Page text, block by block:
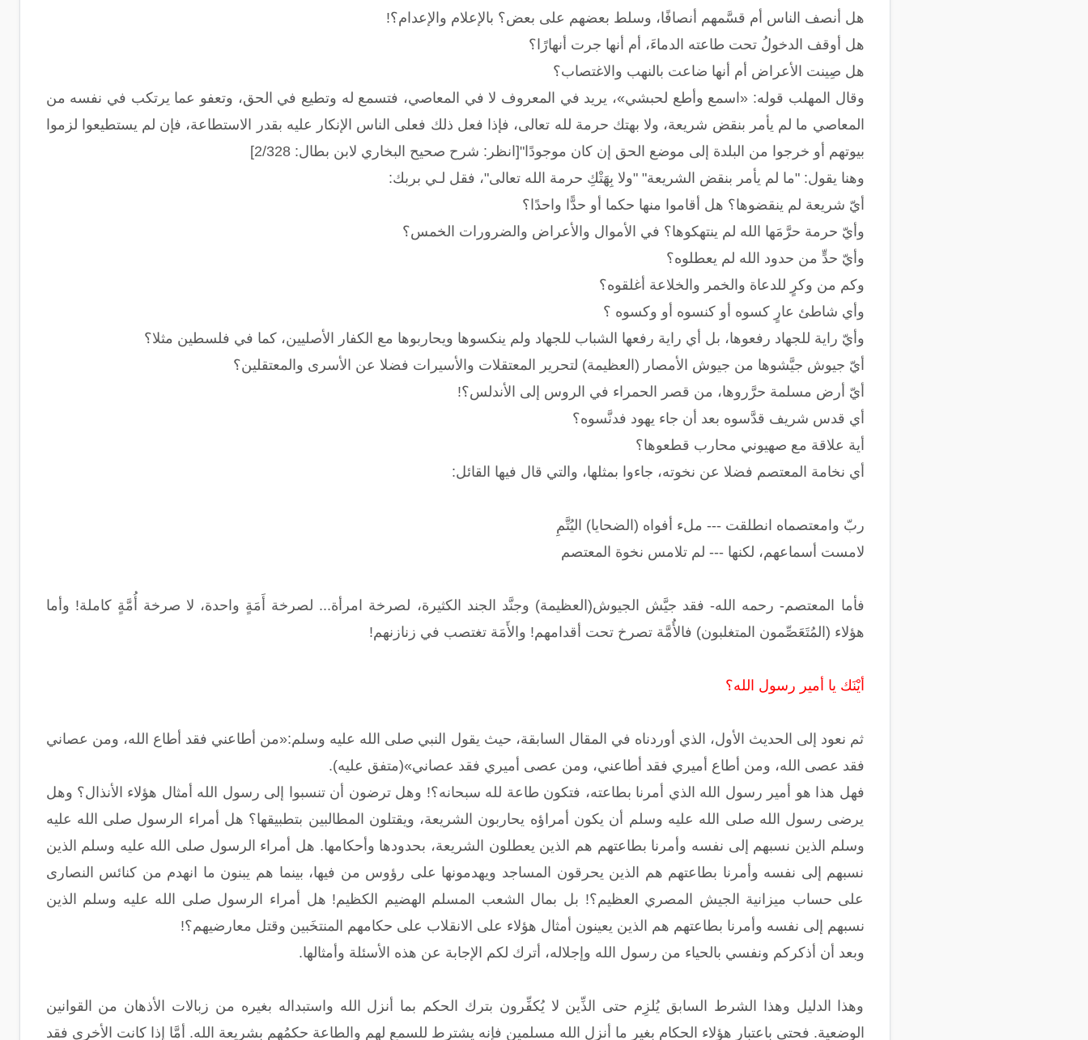
هل أنصف الناس أم قسَّمهم أنصافًا، وسلط بعضهم على بعض؟ بالإعلام والإعدام؟!
هل أوقف الدخولُ تحت طاعته الدماءَ، أم أنها جرت أنهارًا؟
هل صِينت الأعراض أم أنها ضاعت بالنهب والاغتصاب؟
وقال المهلب قوله: «اسمع وأطع لحبشي»، يريد في المعروف لا في المعاصي، فتسمع له وتطيع في الحق، وتعفو عما يرتكب في نفسه من
المعاصي ما لم يأمر بنقض شريعة، ولا بهتك حرمة لله تعالى، فإذا فعل ذلك فعلى الناس الإنكار عليه بقدر الاستطاعة، فإن لم يستطيعوا لزموا
بيوتهم أو خرجوا من البلدة إلى موضع الحق إن كان موجودًا"[انظر: شرح صحيح البخاري لابن بطال: 2/328]
وهنا يقول: "ما لم يأمر بنقض الشريعة" "ولا بِهَتْكِ حرمة الله تعالى"، فقل لـي بربك:
أيّ شريعة لم ينقضوها؟ هل أقاموا منها حكما أو حدًّا واحدًا؟
وأيّ حرمة حرَّمَها الله لم ينتهكوها؟ في الأموال والأعراض والضرورات الخمس؟
وأيّ حدٍّ من حدود الله لم يعطلوه؟
وكم من وكرٍ للدعاة والخمر والخلاعة أغلقوه؟
وأي شاطئ عارٍ كسوه أو كنسوه أو وكسوه ؟
وأيّ راية للجهاد رفعوها، بل أي راية رفعها الشباب للجهاد ولم ينكسوها ويحاربوها مع الكفار الأصليين، كما في فلسطين مثلا؟
أيّ جيوش جيَّشوها من جيوش الأمصار (العظيمة) لتحرير المعتقلات والأسيرات فضلا عن الأسرى والمعتقلين؟
أيّ أرض مسلمة حرَّروها، من قصر الحمراء في الروس إلى الأندلس؟!
أي قدس شريف قدَّسوه بعد أن جاء يهود فدنَّسوه؟
أية علاقة مع صهيوني محارب قطعوها؟
أي نخامة المعتصم فضلا عن نخوته، جاءوا بمثلها، والتي قال فيها القائل:
ربّ وامعتصماه انطلقت --- ملء أفواه (الضحايا) اليُتَّمِ
لامست أسماعهم، لكنها --- لم تلامس نخوة المعتصم
فأما المعتصم- رحمه الله- فقد جيَّش الجيوش(العظيمة) وجنَّد الجند الكثيرة، لصرخة امرأة... لصرخة أَمَةٍ واحدة، لا صرخة أُمَّةٍ كاملة! وأما
هؤلاء (المُتَعَصِّمون المتغلبون) فالأُمَّة تصرخ تحت أقدامهم! والأَمَة تغتصب في زنازنهم!
أيْنَك يا أمير رسول الله؟
ثم نعود إلى الحديث الأول، الذي أوردناه في المقال السابقة، حيث يقول النبي صلى الله عليه وسلم:«من أطاعني فقد أطاع الله، ومن عصاني
فقد عصى الله، ومن أطاع أميري فقد أطاعني، ومن عصى أميري فقد عصاني»(متفق عليه).
فهل هذا هو أمير رسول الله الذي أمرنا بطاعته، فتكون طاعة لله سبحانه؟! وهل ترضون أن تنسبوا إلى رسول الله أمثال هؤلاء الأنذال؟ وهل
يرضى رسول الله صلى الله عليه وسلم أن يكون أمراؤه يحاربون الشريعة، ويقتلون المطالبين بتطبيقها؟ هل أمراء الرسول صلى الله عليه
وسلم الذين نسبهم إلى نفسه وأمرنا بطاعتهم هم الذين يعطلون الشريعة، بحدودها وأحكامها. هل أمراء الرسول صلى الله عليه وسلم الذين
نسبهم إلى نفسه وأمرنا بطاعتهم هم الذين يحرقون المساجد ويهدمونها على رؤوس من فيها، بينما هم يبنون ما انهدم من كنائس النصارى
على حساب ميزانية الجيش المصري العظيم؟! بل بمال الشعب المسلم الهضيم الكظيم! هل أمراء الرسول صلى الله عليه وسلم الذين
نسبهم إلى نفسه وأمرنا بطاعتهم هم الذين يعينون أمثال هؤلاء على الانقلاب على حكامهم المنتخَبين وقتل معارضيهم؟!
وبعد أن أذكركم ونفسي بالحياء من رسول الله وإجلاله، أترك لكم الإجابة عن هذه الأسئلة وأمثالها.
وهذا الدليل وهذا الشرط السابق يُلزِم حتى الذِّين لا يُكفِّرون بترك الحكم بما أنزل الله واستبداله بغيره من زبالات الأذهان من القوانين
الوضعية. فحتى باعتبار هؤلاء الحكام بغير ما أنزل الله مسلمين فإنه يشترط للسمع لهم والطاعة حكمُهم بشريعة الله. أمَّا إذا كانت الأخرى فقد